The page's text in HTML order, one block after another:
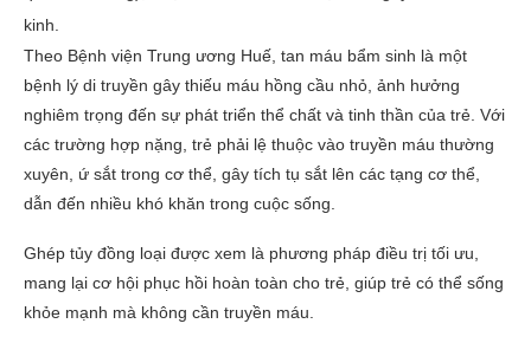
kinh.
Theo Bệnh viện Trung ương Huế, tan máu bẩm sinh là một
bệnh lý di truyền gây thiếu máu hồng cầu nhỏ, ảnh hưởng
nghiêm trọng đến sự phát triển thể chất và tinh thần của trẻ. Với
các trường hợp nặng, trẻ phải lệ thuộc vào truyền máu thường
xuyên, ứ sắt trong cơ thể, gây tích tụ sắt lên các tạng cơ thể,
dẫn đến nhiều khó khăn trong cuộc sống.
Ghép tủy đồng loại được xem là phương pháp điều trị tối ưu,
mang lại cơ hội phục hồi hoàn toàn cho trẻ, giúp trẻ có thể sống
khỏe mạnh mà không cần truyền máu.